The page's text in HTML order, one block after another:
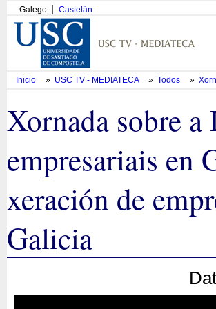
Galego Castelán
Inicio » USC TV - MEDIATECA » Todos »
Xornada sobre
empresariais en
xeración de
Galicia